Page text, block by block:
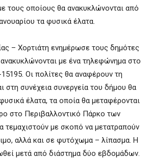
τους οποίους θα ανακυκλώνονται από
τα φυσικά έλατα.
– Χορτιάτη ενημέρωσε τους δημότες
με ένα τηλεφώνημα στο
Οι πολίτες θα αναφέρουν τη
στη συνέχεια συνεργεία του δήμου θα
έλατα, τα οποία θα μεταφέρονται
στο Περιβαλλοντικό Πάρκο των
τεμαχιστούν με σκοπό να μετατραπούν
αλλά και σε φυτόχωμα – λίπασμα. Η
μετά από διάστημα δύο εβδομάδων.